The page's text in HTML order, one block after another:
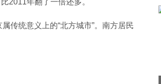
2011年翻了一倍还多。
传统意义上的“北方城市”。南方居民